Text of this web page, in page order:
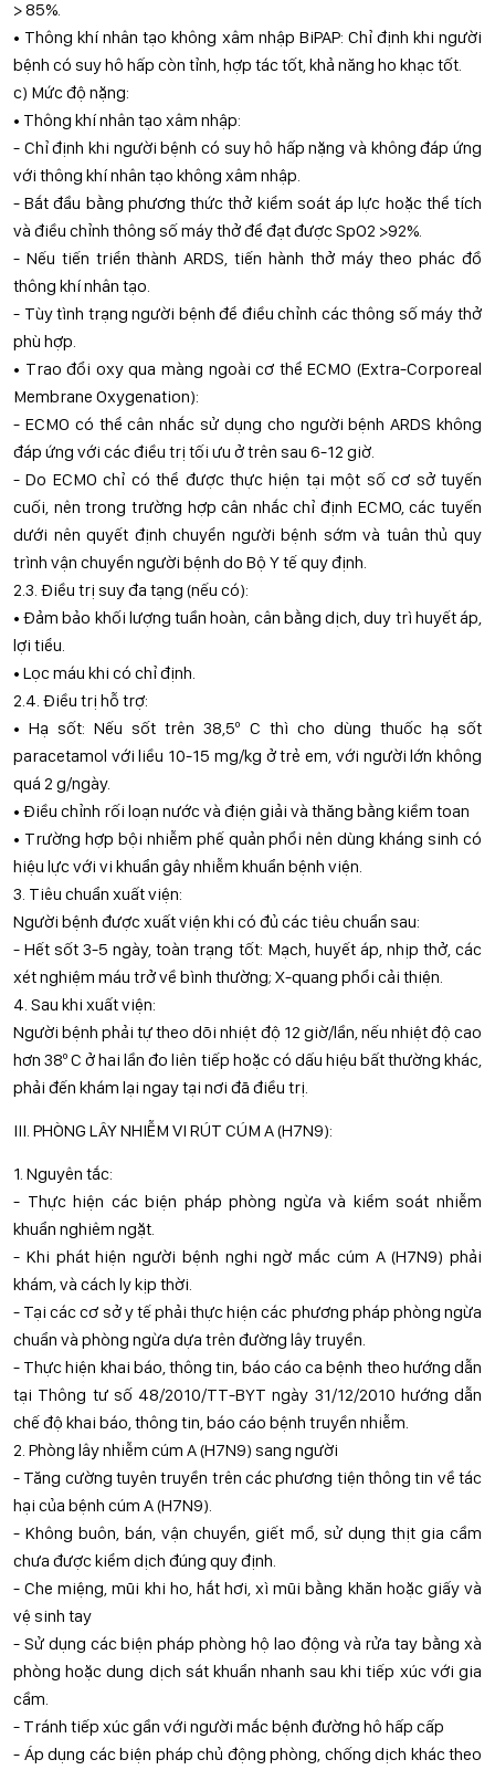
> 85%.
• Thông khí nhân tạo không xâm nhập BiPAP: Chỉ định khi người
bệnh có suy hô hấp còn tỉnh, hợp tác tốt, khả năng ho khạc tốt.
c) Mức độ nặng:
• Thông khí nhân tạo xâm nhập:
- Chỉ định khi người bệnh có suy hô hấp nặng và không đáp ứng
với thông khí nhân tạo không xâm nhập.
- Bắt đầu bằng phương thức thở kiểm soát áp lực hoặc thể tích
và điều chỉnh thông số máy thở để đạt được SpO2 >92%.
- Nếu tiến triển thành ARDS, tiến hành thở máy theo phác đồ
thông khí nhân tạo.
- Tùy tình trạng người bệnh để điều chỉnh các thông số máy thở
phù hợp.
• Trao đổi oxy qua màng ngoài cơ thể ECMO (Extra-Corporeal
Membrane Oxygenation):
- ECMO có thể cân nhắc sử dụng cho người bệnh ARDS không
đáp ứng với các điều trị tối ưu ở trên sau 6-12 giờ.
- Do ECMO chỉ có thể được thực hiện tại một số cơ sở tuyến
cuối, nên trong trường hợp cân nhắc chỉ định ECMO, các tuyến
dưới nên quyết định chuyển người bệnh sớm và tuân thủ quy
trình vận chuyển người bệnh do Bộ Y tế quy định.
2.3. Điều trị suy đa tạng (nếu có):
• Đảm bảo khối lượng tuần hoàn, cân bằng dịch, duy trì huyết áp,
lợi tiểu.
• Lọc máu khi có chỉ định.
2.4. Điều trị hỗ trợ:
• Hạ sốt: Nếu sốt trên 38,5º C thì cho dùng thuốc hạ sốt
paracetamol với liều 10-15 mg/kg ở trẻ em, với người lớn không
quá 2 g/ngày.
• Điều chỉnh rối loạn nước và điện giải và thăng bằng kiềm toan
• Trường hợp bội nhiễm phế quản phổi nên dùng kháng sinh có
hiệu lực với vi khuẩn gây nhiễm khuẩn bệnh viện.
3. Tiêu chuẩn xuất viện:
Người bệnh được xuất viện khi có đủ các tiêu chuẩn sau:
- Hết sốt 3-5 ngày, toàn trạng tốt: Mạch, huyết áp, nhịp thở, các
xét nghiệm máu trở về bình thường; X-quang phổi cải thiện.
4. Sau khi xuất viện:
Người bệnh phải tự theo dõi nhiệt độ 12 giờ/lần, nếu nhiệt độ cao
hơn 38º C ở hai lần đo liên tiếp hoặc có dấu hiệu bất thường khác,
phải đến khám lại ngay tại nơi đã điều trị.
III. PHÒNG LÂY NHIỄM VI RÚT CÚM A (H7N9):
1. Nguyên tắc:
- Thực hiện các biện pháp phòng ngừa và kiểm soát nhiễm
khuẩn nghiêm ngặt.
- Khi phát hiện người bệnh nghi ngờ mắc cúm A (H7N9) phải
khám, và cách ly kịp thời.
- Tại các cơ sở y tế phải thực hiện các phương pháp phòng ngừa
chuẩn và phòng ngừa dựa trên đường lây truyền.
- Thực hiện khai báo, thông tin, báo cáo ca bệnh theo hướng dẫn
tại Thông tư số 48/2010/TT-BYT ngày 31/12/2010 hướng dẫn
chế độ khai báo, thông tin, báo cáo bệnh truyền nhiễm.
2. Phòng lây nhiễm cúm A (H7N9) sang người
- Tăng cường tuyên truyền trên các phương tiện thông tin về tác
hại của bệnh cúm A (H7N9).
- Không buôn, bán, vận chuyển, giết mổ, sử dụng thịt gia cầm
chưa được kiểm dịch đúng quy định.
- Che miệng, mũi khi ho, hắt hơi, xì mũi bằng khăn hoặc giấy và
vệ sinh tay
- Sử dụng các biện pháp phòng hộ lao động và rửa tay bằng xà
phòng hoặc dung dịch sát khuẩn nhanh sau khi tiếp xúc với gia
cầm.
- Tránh tiếp xúc gần với người mắc bệnh đường hô hấp cấp
- Áp dụng các biện pháp chủ động phòng, chống dịch khác theo